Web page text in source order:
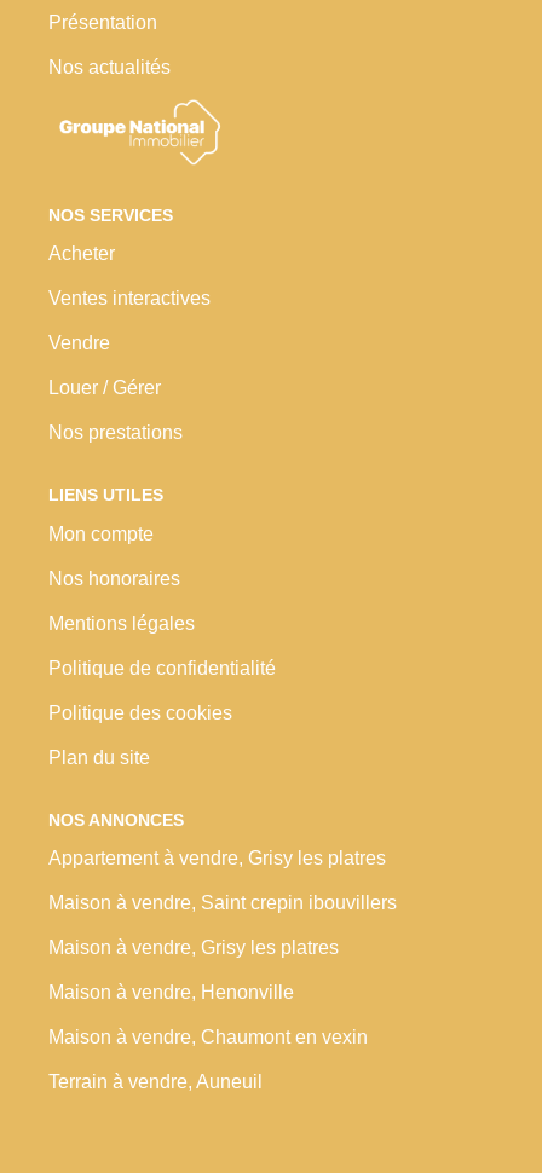
Nos Prestations
Présentation
Nos actualités
NOS SERVICES
Acheter
Ventes interactives
Vendre
Louer / Gérer
Nos prestations
LIENS UTILES
Mon compte
Nos honoraires
Mentions légales
Politique de confidentialité
Politique des cookies
Plan du site
NOS ANNONCES
Appartement à vendre, Grisy les platres
Maison à vendre, Saint crepin ibouvillers
Maison à vendre, Grisy les platres
Maison à vendre, Henonville
Maison à vendre, Chaumont en vexin
Terrain à vendre, Auneuil